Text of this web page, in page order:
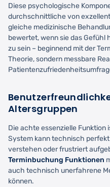
Diese psychologische
durchschnittliche von
gleiche medizinische
bewertet, wenn sie das Gefühl
zu sein – beginnend mit der
Theorie, sondern messbare
Altersgruppen
Die achte essenzielle Funktion
System kann technisch
verstehen oder frustriert
Terminbuchung Funktionen
auch technisch unerfahrene
können.